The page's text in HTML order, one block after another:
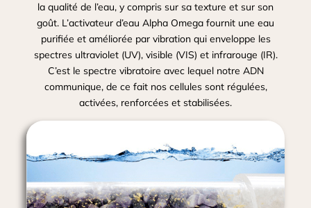
la qualité de l’eau, y compris sur sa texture et sur son
goût. L’activateur d’eau Alpha Omega fournit une eau
purifiée et améliorée par vibration qui enveloppe les
spectres ultraviolet (UV), visible (VIS) et infrarouge (IR).
C’est le spectre vibratoire avec lequel notre ADN
communique, de ce fait nos cellules sont régulées,
activées, renforcées et stabilisées.